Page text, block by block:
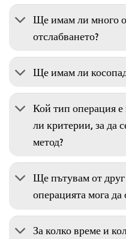
Ще имам ли много
отслабването?
Ще имам ли
Кой тип операция
ли критерии, за да
метод?
Ще пътувам от друг
операцията мога да
За колко време и